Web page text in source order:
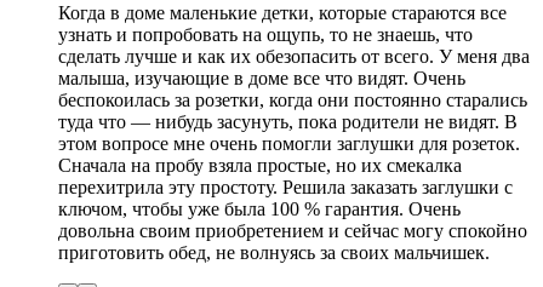
Когда в доме маленькие детки, которые стараются все
узнать и попробовать на ощупь, то не знаешь, что
сделать лучше и как их обезопасить от всего. У меня два
малыша, изучающие в доме все что видят. Очень
беспокоилась за розетки, когда они постоянно старались
туда что — нибудь засунуть, пока родители не видят. В
этом вопросе мне очень помогли заглушки для розеток.
Сначала на пробу взяла простые, но их смекалка
перехитрила эту простоту. Решила заказать заглушки с
ключом, чтобы уже была 100 % гарантия. Очень
довольна своим приобретением и сейчас могу спокойно
приготовить обед, не волнуясь за своих мальчишек.